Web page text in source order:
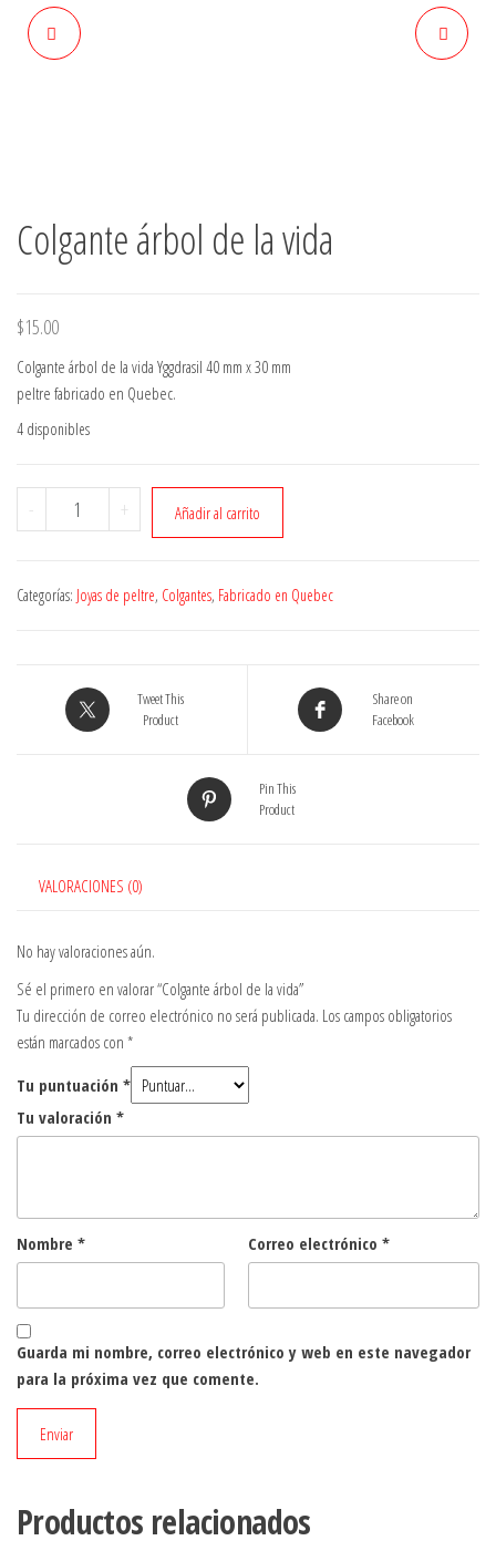
Colgante árbol de la vida
$15.00
Colgante árbol de la vida Yggdrasil 40 mm x 30 mm
peltre fabricado en Quebec.
4 disponibles
-
Colgante
árbol
vida
+ Añadir al carrito
Categorías: Joyas de peltre, Colgantes, Fabricado en Quebec
Tweet This
Product
Share on
Facebook
Pin This
Product
VALORACIONES (0)
No hay valoraciones aún.
Sé el primero en valorar “Colgante árbol de la vida”
Tu dirección de correo electrónico no será publicada. Los campos obligatorios
están marcados con *
Tu puntuación *
Tu valoración *
Nombre * Correo electrónico *
Guarda mi nombre, correo electrónico y web en este navegador
para la próxima vez que comente.
Productos relacionados